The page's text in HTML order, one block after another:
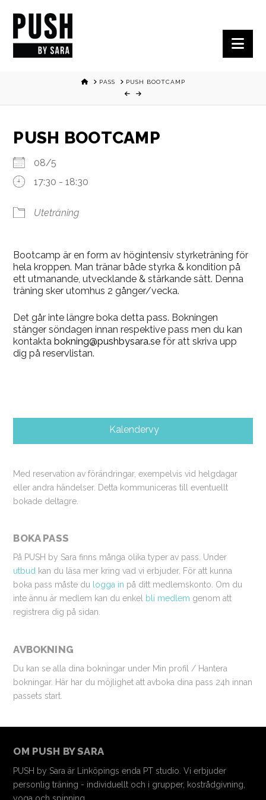
HOMEPASS PUSH BOOTCAMP
PUSH BOOTCAMP
08/5
17:30 - 18:30
Uteträning
Bootcamp är en form av högintensiv styrketräning för
hela kroppen. Man tränar både styrka & kondition på
ett utmanande, utvecklande & stärkande sätt. Denna
träning sker utomhus 2 gånger/vecka.
Det går inte längre boka detta pass. Bokningen
stänger söndagen innan respektive pass men du kan
kontaktabokning@pushbysara.se för att skriva upp
dig på reservlistan.
Kalendervy
Med reservation av förändringar, exempelvis vid helgdagar
eller andra händelser. Detta kommuniceras till eventuellt
bokade deltagre.
BOKA PASS
På PUSH by Sara finns många olika typer av pass. Under
utbud kan du läsa mer kring vad vi erbjuder. För att kunna
boka pass måste du logga in på ditt medlemskonto. Om du
inte ännu är medlem kan du enkel bli medlem genom att
registrera dig på sidan.
AVBOKNING
Du kan se alla dina bokningar under Min profil / Hantera
bokningar. Här har du möjlighet att avboka dina pass 24h innan
passets start.
OM PUSH BY SARA
PUSH by Sara är Linköpings enda PT studio. Vi erbjuder
personlig träning - individuellt och i grupper, kostrådgivning,
yoga och spinning.